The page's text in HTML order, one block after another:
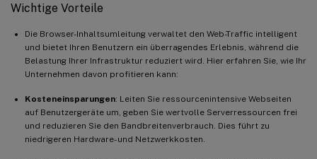
Wichtige Vorteile
Die Browser-Inhaltsumleitung verwaltet den Web-Traffic intelligent
und bietet Ihren Benutzern ein überragendes Erlebnis, während die
Belastung Ihrer Infrastruktur reduziert wird. Hier erfahren Sie, wie Ihr
Unternehmen davon profitieren kann:
Kosteneinsparungen: Leiten Sie ressourcenintensive Webseiten
auf Benutzergeräte um, geben Sie wertvolle Serverressourcen frei
und reduzieren Sie den Bandbreitenverbrauch. Dies führt zu
niedrigeren Hardware- und Netzwerkkosten.